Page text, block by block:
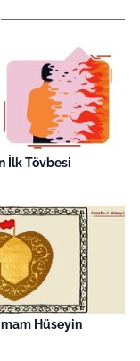
İlk Tövbesi
Hüseyin